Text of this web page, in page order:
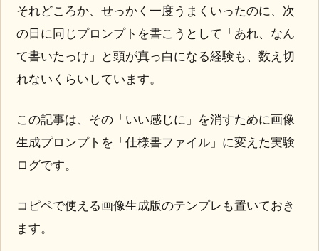
それどころか、せっかく一度うまくいったのに、次
の日に同じプロンプトを書こうとして「あれ、なん
て書いたっけ」と頭が真っ白になる経験も、数え切
れないくらいしています。
この記事は、その「いい感じに」を消すために画像
生成プロンプトを「仕様書ファイル」に変えた実験
ログです。
コピペで使える画像生成版のテンプレも置いておき
ます。